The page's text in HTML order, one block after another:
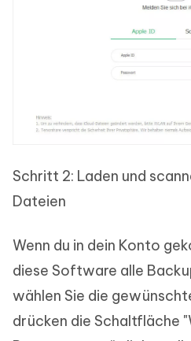
Schritt 2: Laden und
Dateien
Wenn du in dein Konto
diese Software alle
wählen Sie die
drücken die Schaltfläche